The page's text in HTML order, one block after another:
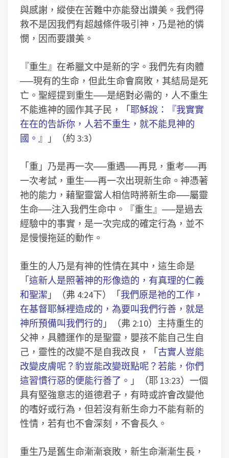
與感謝，縱使在苦難中亦能發出讚美。我們得
救不是因我們有超越條件吸引神，乃是祂的憐
憫，因而要讚美。
『重生』在希臘文中是新的字。我們先有肉體
──現有的生命，但此生命會腐敗，其結局是死
亡。聖經提到重生──是絕對必需的，人不重生
不能進神的國作其子民，「耶穌說：『我實實
在在的告訴你，人若不重生，就不能見神的
國。』
」（約 3:3）
「重」乃是再一次──重遇──再見，重考──再
一次考試，重生──再一次出現新生命。神憑著
祂的能力，藉聖靈當人相信時將新生命──屬靈
生命──注入我們生命中。『重生』 ──是過去
經驗中的事實，是一次完成的確定行為，並不
是慢慢拖延的動作。
重生的人乃是有神的性情在其中，這生命是
「這新人是照著神的形像造的，有真理的仁義
和聖潔 」（弗 4:24下）「我們原是祂的工作，
在基督耶穌裡造成的，為要叫我們行善，就是
神所預備叫我們行的 」（弗 2:10）主持重生的
父神，具體運作的是聖靈，嬰孩不能自己生自
己，靈性的改變不是自我改良，「古實人豈能
改變皮膚呢？豹豈能改變斑點呢？若能，你們
這習慣行惡的便能行善了。 」（耶 13:23）一個
具有堅強意志的道德君子，有時或許會改變他
的嗜好或行為，但若沒有新生命力不能有新的
性情，若有也不會深刻，不會長久。
重生乃是舊生命漸漸衰敗，新生命漸漸生長，